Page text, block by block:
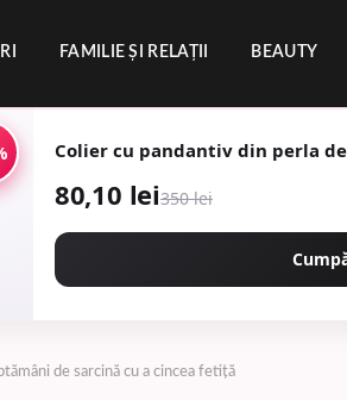
FAMILIE ȘI RELAȚII BEAUTY
Colier cu pandantiv din perla
80,10 lei350 lei
de sarcină cu a cincea fetiță